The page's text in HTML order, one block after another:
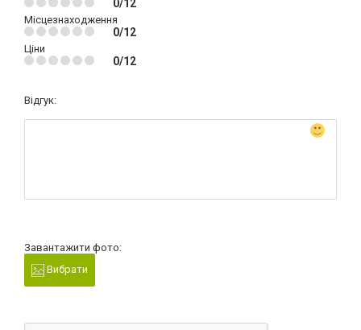
0/12
Місцезнаходження
0/12
Ціни
0/12
Відгук:
Завантажити фото:
Вибрати